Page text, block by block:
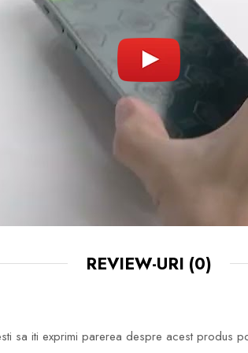
(LAVETA DE
STICKER DUST
GHIDARE)
MONTAREA NU V-A
FOLIA SI SA O
POATE FI REPETAT
REVIEW-URI (0)
sa iti exprimi parerea despre acest produs